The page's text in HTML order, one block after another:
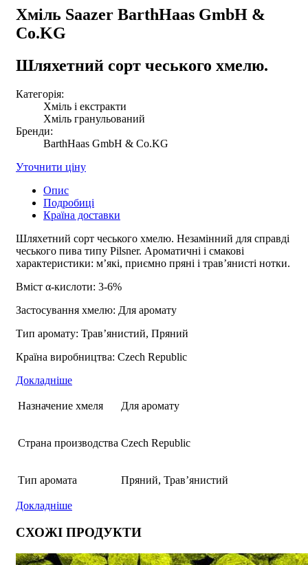
Хміль Saazer BarthHaas GmbH &
Co.KG
Шляхетний сорт чеського хмелю.
Категорія:
Хміль і екстракти
Хміль гранульований
Бренди:
BarthHaas GmbH & Co.KG
Уточнити ціну
Опис
Подробиці
Країна доставки
Шляхетний сорт чеського хмелю. Незамінний для справді
чеського пива типу Pilsner. Ароматичні і смакові
характеристики: м’які, приємно пряні і трав’янисті нотки.
Вміст α-кислоти: 3-6%
Застосування хмелю: Для аромату
Тип аромату: Трав’янистий, Пряний
Країна виробництва: Czech Republic
Докладніше
Назначение хмеля Для аромату
Страна производства Czech Republic
Тип аромата Пряний, Трав’янистий
Докладніше
СХОЖІ ПРОДУКТИ